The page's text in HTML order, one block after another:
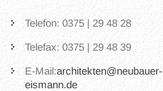
Telefon: 0375 | 29 48 28
Telefax: 0375 | 29 48 39
E-Mail:architekten@neubauer-
eismann.de